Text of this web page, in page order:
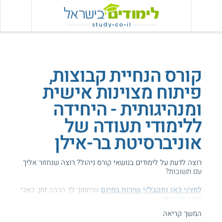
קורס הנחיית קבוצות,
פיתוח מצוינות אישית
ומנהיגותית - היחידה
ללימודי תעודה של
אוניברסיטת בר-אילן
רוצה לדעת על לימודים בנושאי קורס ניהול? רוצה שנחזור אליך
עם תשובות?
לחץ/י כאן ותקבל/י שירות בחינם שיחסוך לך הרבה זמן, כאבי
הגעת לדף עם מידע על בר אילן - הנחיית קבוצות.
המשך קריאה